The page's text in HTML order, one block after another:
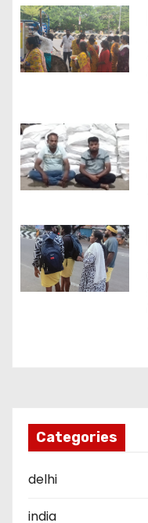
t
i
o
n
Categories
delhi
india